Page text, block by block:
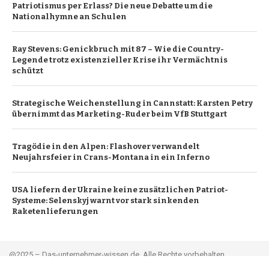
Patriotismus per Erlass? Die neue Debatte um die
Nationalhymne an Schulen
Ray Stevens: Genickbruch mit 87 – Wie die Country-
Legende trotz existenzieller Krise ihr Vermächtnis
schützt
Strategische Weichenstellung in Cannstatt: Karsten Petry
übernimmt das Marketing-Ruder beim VfB Stuttgart
Tragödie in den Alpen: Flashover verwandelt
Neujahrsfeier in Crans-Montana in ein Inferno
USA liefern der Ukraine keine zusätzlichen Patriot-
Systeme: Selenskyj warnt vor stark sinkenden
Raketenlieferungen
@2025 – Das-unternehmer-wissen.de. Alle Rechte vorbehalten.